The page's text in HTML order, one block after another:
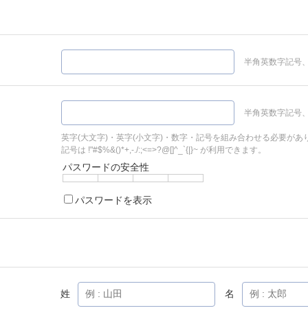
半角英数字記号
半角英数字記号
英字(大文字)・英字(小文字)・数字・記号を組み合わせる必要があ
記号は !"#$%&()*+,-./:;<=>?@[]^_`{|}~ が利用できます。
パスワードの安全性
パスワードを表示
姓 名